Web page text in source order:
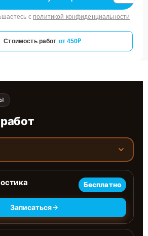
с политикой конфиденциальности
Стоимость работ от 450₽
Бесплатно
Записаться